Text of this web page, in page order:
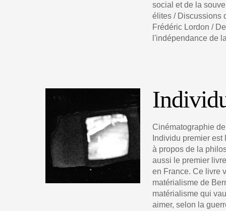
social et de la
élites / Discussions
Frédéric Lordon /
l'indépendance de
Cinématographie
Individu premier
à propos de la
aussi le premier
en France. Ce livre
matérialisme de
matérialisme qui
aimer, selon la